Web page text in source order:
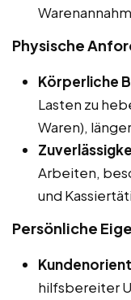
Physische
Körperliche
Lasten zu
Waren),
Arbeiten,
und
Persönliche
hilfsbereiter